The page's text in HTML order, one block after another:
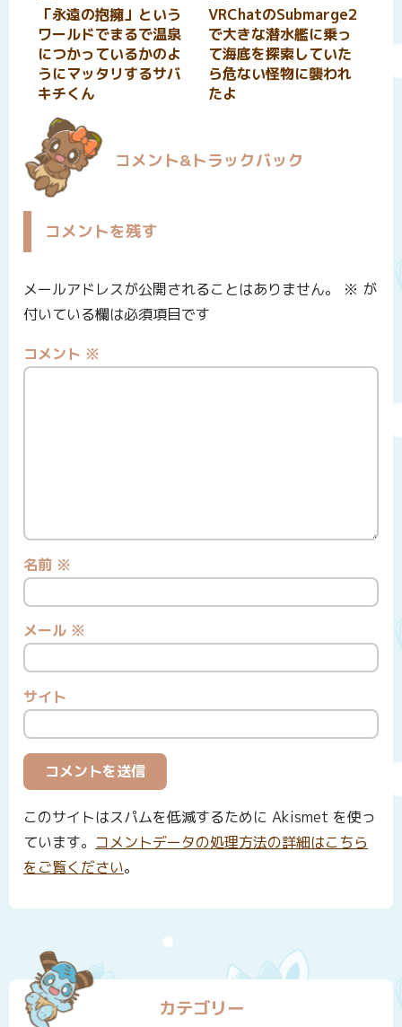
「永遠の抱擁」という
ワールドでまるで温泉
につかっているかのよ
うにマッタリするサバ
キチくん
VRChatのSubmarge2
で大きな潜水艦に乗っ
て海底を探索していた
ら危ない怪物に襲われ
たよ
コメント&トラックバック
コメントを残す
メールアドレスが公開されることはありません。 ※ が
付いている欄は必須項目です
コメント ※
名前 ※
メール ※
サイト
このサイトはスパムを低減するために Akismet を使っ
ています。 コメントデータの処理方法の詳細はこちら
をご覧ください。
カテゴリー